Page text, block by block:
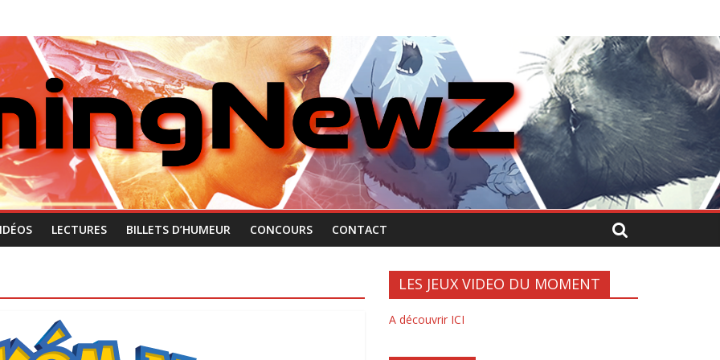
LECTURES BILLETS D’HUMEUR CONCOURS CONTACT
LES JEUX VIDEO DU MOMENT
A découvrir ICI